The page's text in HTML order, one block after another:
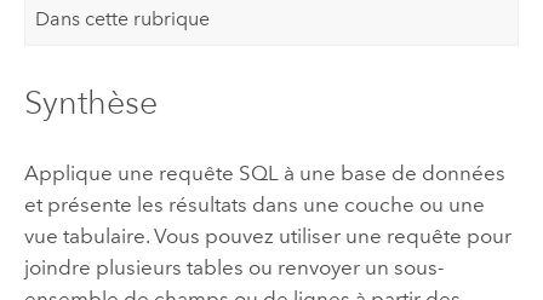
Dans cette rubrique
Synthèse
Applique une requête SQL à une base de données
et présente les résultats dans une couche ou une
vue tabulaire. Vous pouvez utiliser une requête pour
joindre plusieurs tables ou renvoyer un sous-